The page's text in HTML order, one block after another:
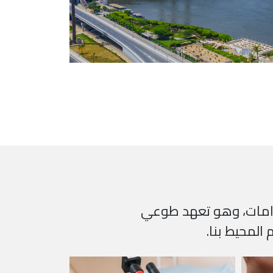
وهو تعهد طوعي
بنا.